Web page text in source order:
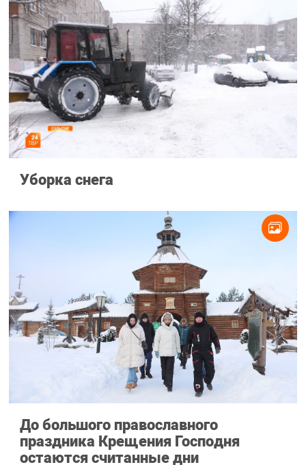
Уборка снега
До большого православного
праздника Крещения Господня
остаются считанные дни